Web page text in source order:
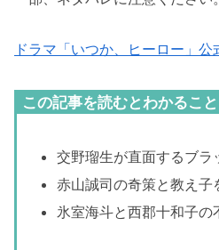
ドラマ「いつか、ヒーロー」公
この記事を読むとわかること
交野瑠生が直面するブラ
赤山誠司の奇策と教え子
氷室海斗と西郡十和子の